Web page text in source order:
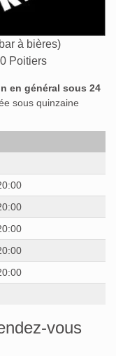
à bières)
Poitiers
en général sous 24
sous quinzaine
vous